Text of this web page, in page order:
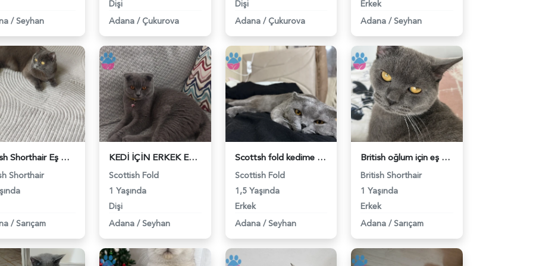
/ Seyhan
Dişi
Adana / Çukurova
Dişi
Adana / Çukurova
Erkek
Adana / Seyhan
British Shorthair Eş Arıyoruz Kızımıza - 118982367
Shorthair
/ Sarıçam
KEDİ İÇİN ERKEK EŞ ARIYORUZ - 118981868
Scottish Fold
1 Yaşında
Dişi
Adana / Seyhan
Scottsh fold kedime es Arıyorum - 118981774
Scottish Fold
1,5 Yaşında
Erkek
Adana / Seyhan
British oğlum için eş arıyoruz - 118981714
British Shorthair
1 Yaşında
Erkek
Adana / Sarıçam